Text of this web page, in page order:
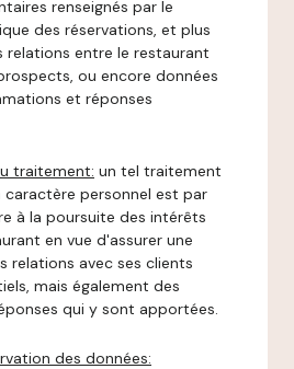
renseignés par le
des réservations, et plus
relations entre le restaurant
ou encore données
et réponses
traitement: un tel traitement
caractère personnel est par
à la poursuite des intérêts
en vue d'assurer une
relations avec ses clients
mais également des
qui y sont apportées.
des données: